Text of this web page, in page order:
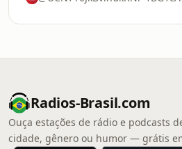
Radios-Brasil.com
Ouça estações de rádio e podcasts
cidade, gênero ou humor — grátis